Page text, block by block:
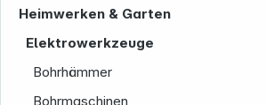
Heimwerken & Garten
Elektrowerkzeuge
Bohrhämmer
Bohrmaschinen